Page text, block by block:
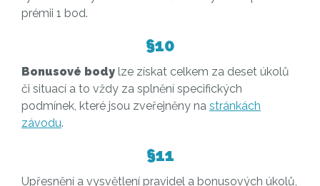
prémii 1 bod.
§10
Bonusové body lze získat celkem za deset úkolů
či situací a to vždy za splnění specifických
podmínek, které jsou zveřejněny na stránkách
závodu.
§11
Upřesnění a vysvětlení pravidel a bonusových úkolů,